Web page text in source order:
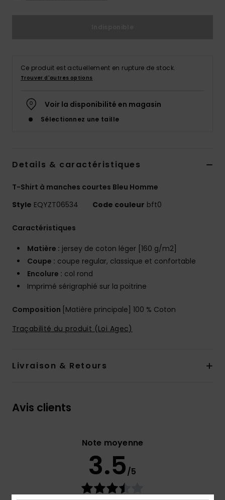
Ce produit est actuellement en rupture de stock.
Trouver d'autres options
Voir la disponibilité en magasin
Sélectionnez une taille
Details & caractéristiques
T-Shirt à manches courtes Bleu Homme
Style EQYZT06534 Code couleur bft0
Caractéristiques
Matière : jersey de coton léger [160 g/m2]
Coupe : coupe regular, classique et confortable
Encolure : col rond
Imprimé sérigraphié sur la poitrine
Composition [Matière principale] 100 % Coton
Traçabilité du produit (Loi Agec)
Livraison & Retours
Avis clients
Note moyenne
3.5/5